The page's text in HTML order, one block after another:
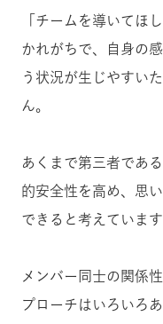
「チームを導いてほ
かれがちで、自身の
う状況が生じやすい
ん。
あくまで第三者であ
的安全性を高め、思
できると考えています
メンバー同士の関係
プローチはいろいろ